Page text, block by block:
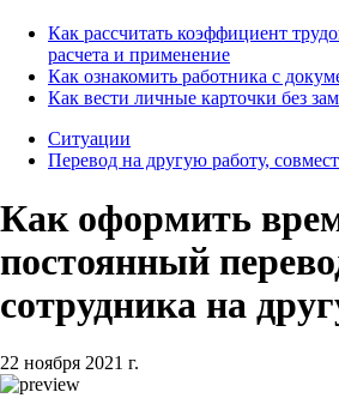
Как рассчитать коэффициент
расчета и применение
Как ознакомить работника с
Как вести личные карточки без
Ситуации
Перевод на другую работу,
Как оформить
постоянный
сотрудника на
22 ноября 2021 г.